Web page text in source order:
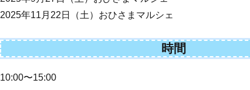
2025年11月22日（土）おひさまマルシェ
時間
10:00〜15:00